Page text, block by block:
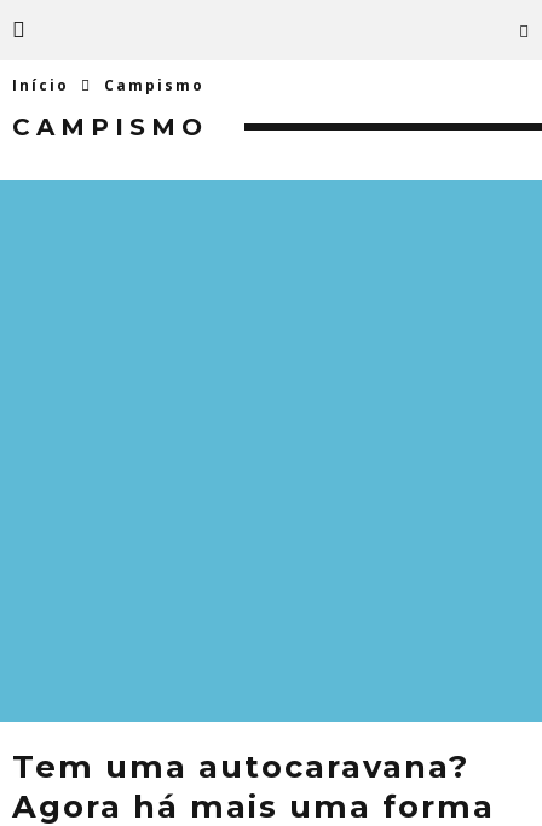
Início Campismo
CAMPISMO
Tem uma autocaravana?
Agora há mais uma forma